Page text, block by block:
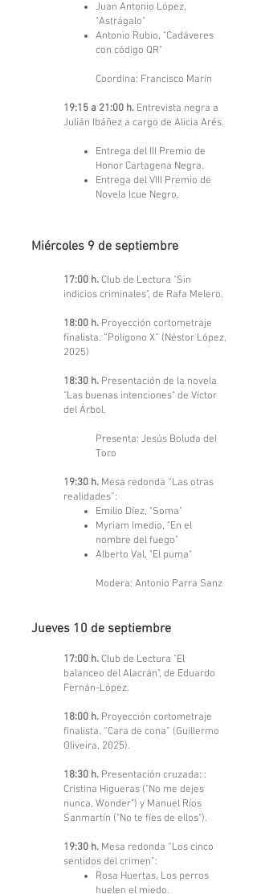
Juan Antonio López,
"Astrágalo"
Antonio Rubio, "Cadáveres
con código QR"
Coordina: Francisco Marín
19:15 a 21:00 h. Entrevista negra a
Julián Ibáñez a cargo de Alicia Arés.
Entrega del III Premio de
Honor Cartagena Negra.
Entrega del VIII Premio de
Novela Icue Negro.
Miércoles 9 de septiembre
17:00 h.Club de Lectura "Sin
indicios criminales", de Rafa Melero.
18:00 h. Proyección cortometraje
finalista. “Polígono X” (Néstor López,
2025)
18:30 h. Presentación de la novela
"Las buenas intenciones" de Víctor
del Árbol.
Presenta: Jesús Boluda del
Toro
19:30 h. Mesa redonda “Las otras
realidades”:
Emilio Díez, "Soma"
Myriam Imedio, "En el
nombre del fuego"
Alberto Val, "El puma"
Modera: Antonio Parra Sanz
Jueves 10 de septiembre
17:00 h.Club de Lectura "El
balanceo del Alacrán", de Eduardo
Fernán-López.
18:00 h. Proyección cortometraje
finalista. “Cara de cona” (Guillermo
Oliveira, 2025).
18:30 h. Presentación cruzada: :
Cristina Higueras ("No me dejes
nunca, Wonder") y Manuel Ríos
Sanmartín ("No te fíes de ellos").
19:30 h. Mesa redonda “Los cinco
sentidos del crimen”:
Rosa Huertas, Los perros
huelen el miedo.